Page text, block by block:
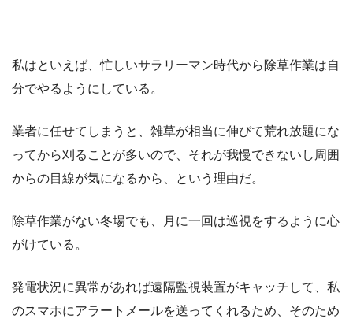
私はといえば、忙しいサラリーマン時代から除草作業は自
分でやるようにしている。
業者に任せてしまうと、雑草が相当に伸びて荒れ放題にな
ってから刈ることが多いので、それが我慢できないし周囲
からの目線が気になるから、という理由だ。
除草作業がない冬場でも、月に一回は巡視をするように心
がけている。
発電状況に異常があれば遠隔監視装置がキャッチして、私
のスマホにアラートメールを送ってくれるため、そのため